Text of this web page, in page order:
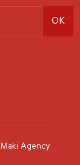
Maki Agency